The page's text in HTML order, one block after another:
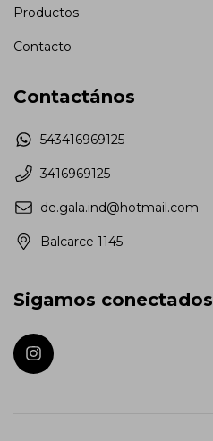
Productos
Contacto
Contactános
543416969125
3416969125
de.gala.ind@hotmail.com
Balcarce 1145
Sigamos conectados